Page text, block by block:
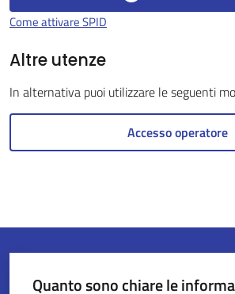
Servizi
on-
line
Tutti
Come attivare SPID
Altre utenze
In alternativa puoi utilizzare le seguenti
Accesso operatore
Quanto sono chiare le